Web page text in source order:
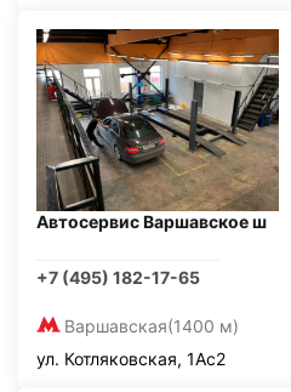
Автосервис Варшавское ш
+7 (495) 182-17-65
Варшавская(1400 м)
ул. Котляковская, 1Ас2